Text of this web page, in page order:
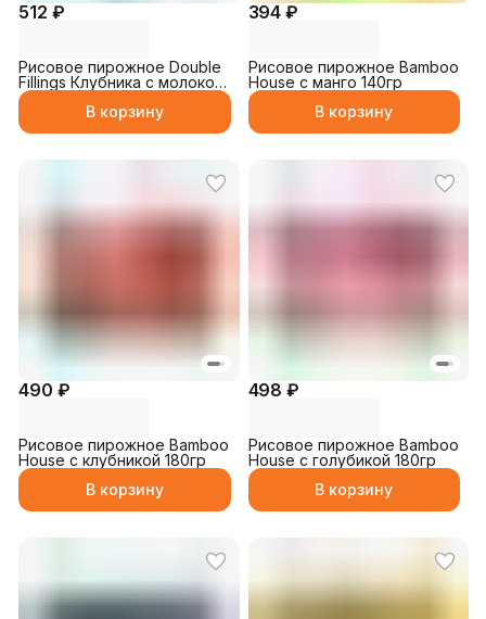
512 ₽
Рисовое пирожное Double
Fillings Клубника с молоком
180гр
В корзину
394 ₽
Рисовое пирожное Bamboo
House с манго 140гр
В корзину
490 ₽
Рисовое пирожное Bamboo
House с клубникой 180гр
В корзину
498 ₽
Рисовое пирожное Bamboo
House с голубикой 180гр
В корзину